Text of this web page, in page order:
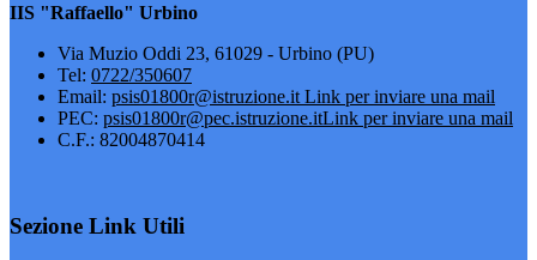
IIS "Raffaello" Urbino
Via Muzio Oddi 23, 61029 - Urbino (PU)
Tel: 0722/350607
Email: psis01800r@istruzione.it Link per inviare una mail
PEC: psis01800r@pec.istruzione.itLink per inviare una mail
C.F.: 82004870414
Sezione Link Utili